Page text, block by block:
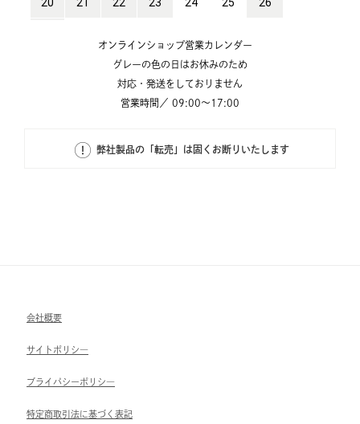
オンラインショップ営業カレンダー
グレーの色の日はお休みのため
対応・発送をしておりません
営業時間／ 09:00～17:00
弊社製品の「転売」は固くお断りいたします
会社概要
サイトポリシ―
ブライパシーポリシ―
特定商取引法に基づく表記